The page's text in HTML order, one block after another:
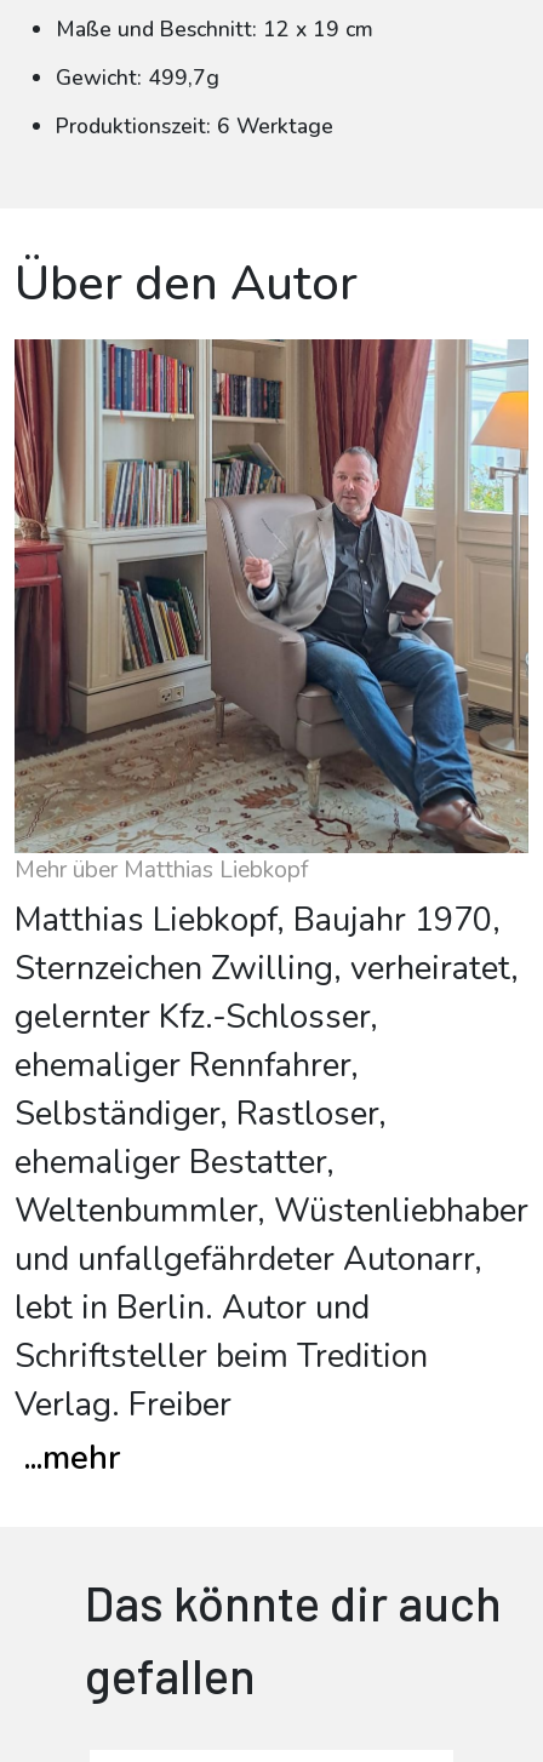
Maße und Beschnitt: 12 x 19 cm
Gewicht: 499,7g
Produktionszeit: 6 Werktage
Über den Autor
Mehr über Matthias Liebkopf
Matthias Liebkopf, Baujahr 1970,
Sternzeichen Zwilling, verheiratet,
gelernter Kfz.-Schlosser,
ehemaliger Rennfahrer,
Selbständiger, Rastloser,
ehemaliger Bestatter,
Weltenbummler, Wüstenliebhaber
und unfallgefährdeter Autonarr,
lebt in Berlin. Autor und
Schriftsteller beim Tredition
Verlag. Freiber
...mehr
Das könnte dir auch
gefallen